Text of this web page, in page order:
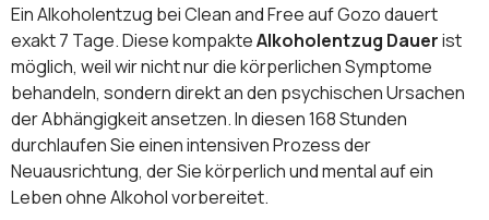
Ein Alkoholentzug bei Clean and Free auf Gozo dauert
exakt 7 Tage. Diese kompakteAlkoholentzug Dauerist
möglich, weil wir nicht nur die körperlichen Symptome
behandeln, sondern direkt an den psychischen Ursachen
der Abhängigkeit ansetzen. In diesen 168 Stunden
durchlaufen Sie einen intensiven Prozess der
Neuausrichtung, der Sie körperlich und mental auf ein
Leben ohne Alkohol vorbereitet.